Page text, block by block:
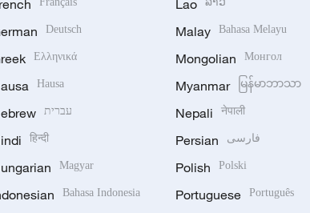
Deutsch
Ελληνικά
Hausa
עברית
हिन्दी
Magyar
Bahasa Indonesia
Lao
Malay Bahasa Melayu
Mongolian Монгол
Myanmar မြန်မာဘာသာ
Nepali नेपाली
Persian فارسی
Polish Polski
Portuguese Português